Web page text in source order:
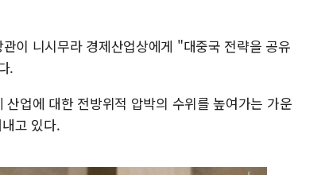
이 니시무라 경제산업상에게 "대중국 전략을 공유
.
업에 대한 전방위적 압박의 수위를 높여가는 가운
고 있다.